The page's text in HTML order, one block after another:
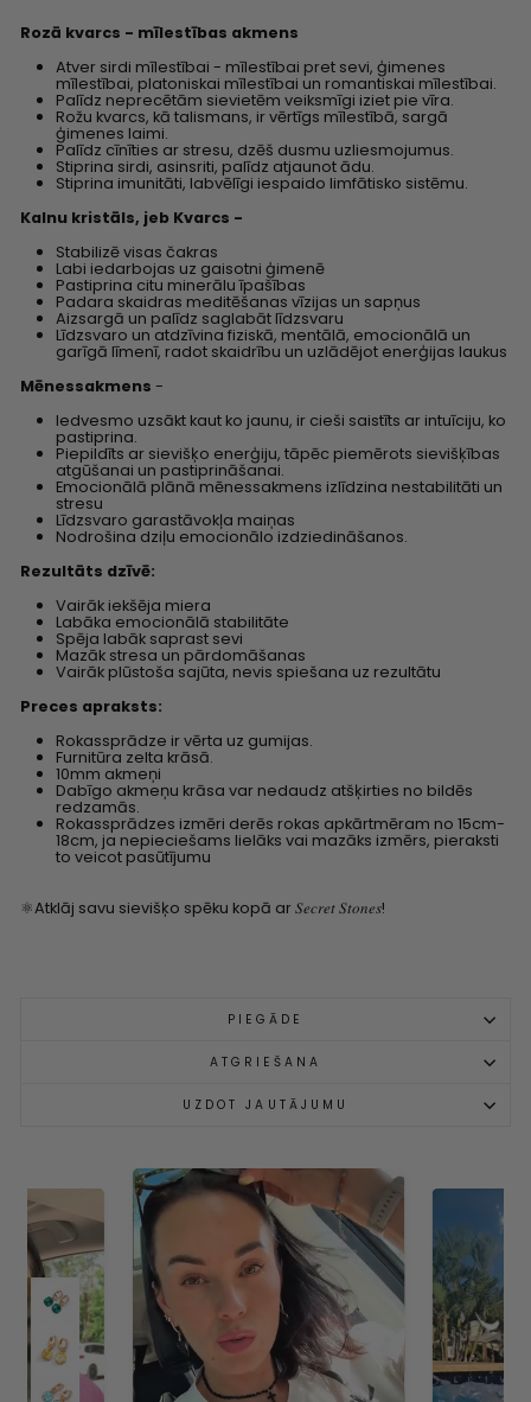
Rozā kvarcs - mīlestības akmens
Atver sirdi mīlestībai - mīlestībai pret sevi, ģimenes
mīlestībai, platoniskai mīlestībai un romantiskai mīlestībai.
Palīdz neprecētām sievietēm veiksmīgi iziet pie vīra.
Rožu kvarcs, kā talismans, ir vērtīgs mīlestībā, sargā
ģimenes laimi.
Palīdz cīnīties ar stresu, dzēš dusmu uzliesmojumus.
Stiprina sirdi, asinsriti, palīdz atjaunot ādu.
Stiprina imunitāti, labvēlīgi iespaido limfātisko sistēmu.
Kalnu kristāls, jeb Kvarcs -
Stabilizē visas čakras
Labi iedarbojas uz gaisotni ģimenē
Pastiprina citu minerālu īpašības
Padara skaidras meditēšanas vīzijas un sapņus
Aizsargā un palīdz saglabāt līdzsvaru
Līdzsvaro un atdzīvina fiziskā, mentālā, emocionālā un
garīgā līmenī, radot skaidrību un uzlādējot enerģijas laukus
Mēnessakmens -
Iedvesmo uzsākt kaut ko jaunu, ir cieši saistīts ar intuīciju, ko
pastiprina.
Piepildīts ar sievišķo enerģiju, tāpēc piemērots sievišķības
atgūšanai un pastiprināšanai.
Emocionālā plānā mēnessakmens izlīdzina nestabilitāti un
stresu
Līdzsvaro garastāvokļa maiņas
Nodrošina dziļu emocionālo izdziedināšanos.
Rezultāts dzīvē:
Vairāk iekšēja miera
Labāka emocionālā stabilitāte
Spēja labāk saprast sevi
Mazāk stresa un pārdomāšanas
Vairāk plūstoša sajūta, nevis spiešana uz rezultātu
Preces apraksts:
Rokassprādze ir vērta uz gumijas.
Furnitūra zelta krāsā.
10mm akmeņi
Dabīgo akmeņu krāsa var nedaudz atšķirties no bildēs
redzamās.
Rokassprādzes izmēri derēs rokas apkārtmēram no 15cm-
18cm, ja nepieciešams lielāks vai mazāks izmērs, pieraksti
to veicot pasūtījumu
⚛Atklāj savu sievišķo spēku kopā ar 𝑆𝑒𝑐𝑟𝑒𝑡 𝑆𝑡𝑜𝑛𝑒𝑠!
PIEGĀDE
ATGRIEŠANA
UZDOT JAUTĀJUMU